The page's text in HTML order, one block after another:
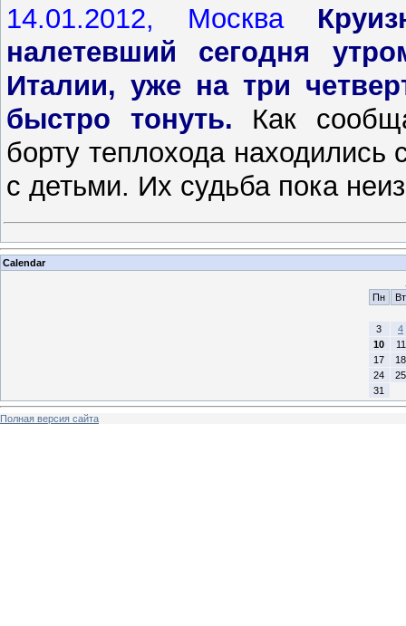
14.01.2012, Москва
налетевший сегодня
Италии, уже на три
быстро тонуть. Как
борту теплохода находились
с детьми. Их судьба пока
Calendar
Пн
Вт
3
4
10
11
17
18
24
25
31
Полная версия сайта